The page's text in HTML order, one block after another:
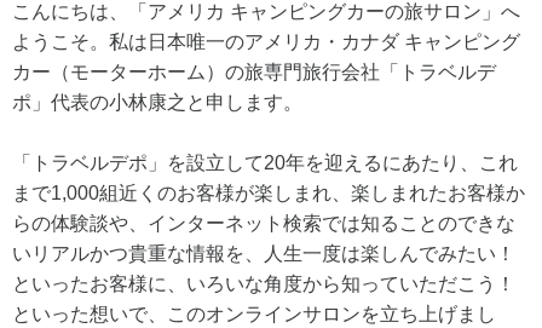
こんにちは、「アメリカ キャンピングカーの旅サロン」へ
ようこそ。私は日本唯一のアメリカ・カナダ キャンピング
カー（モーターホーム）の旅専門旅行会社「トラベルデ
ポ」代表の小林康之と申します。
「トラベルデポ」を設立して20年を迎えるにあたり、これ
まで1,000組近くのお客様が楽しまれ、楽しまれたお客様か
らの体験談や、インターネット検索では知ることのできな
いリアルかつ貴重な情報を、人生一度は楽しんでみたい！
といったお客様に、いろいな角度から知っていただこう！
といった想いで、このオンラインサロンを立ち上げまし